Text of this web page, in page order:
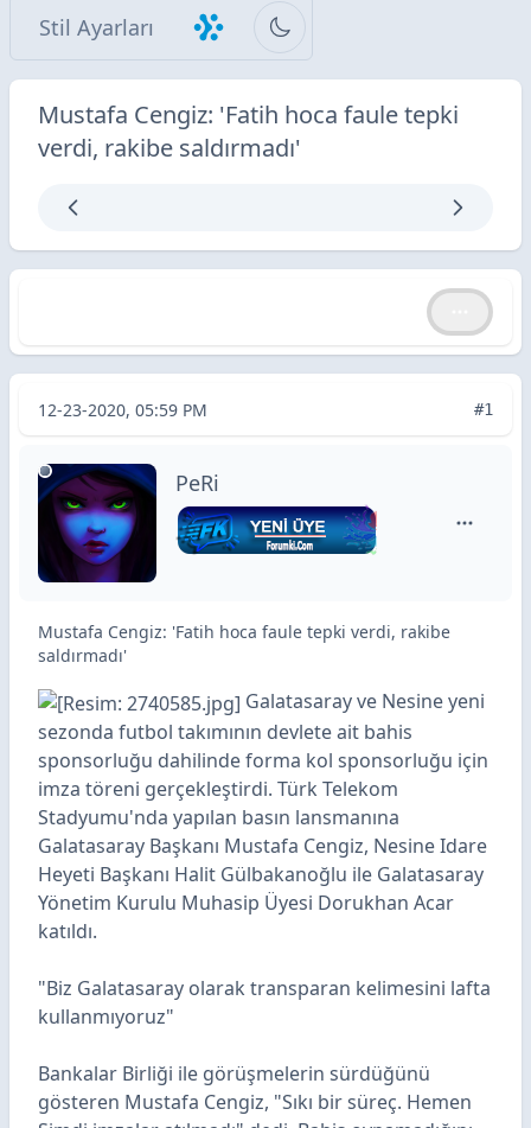
Stil Ayarları
Mustafa Cengiz: 'Fatih hoca faule tepki
verdi, rakibe saldırmadı'
Mustafa Cengiz: 'Fatih hoca faule tepki verdi, rakibe
12-23-2020, 05:59 PM #1
PeRi
Mustafa Cengiz: 'Fatih hoca faule tepki verdi, rakibe
saldırmadı'
Galatasaray ve Nesine yeni
sezonda futbol takımının devlete ait bahis
sponsorluğu dahilinde forma kol sponsorluğu için
imza töreni gerçekleştirdi. Türk Telekom
Stadyumu'nda yapılan basın lansmanına
Galatasaray Başkanı Mustafa Cengiz, Nesine Idare
Heyeti Başkanı Halit Gülbakanoğlu ile Galatasaray
Yönetim Kurulu Muhasip Üyesi Dorukhan Acar
katıldı.
"Biz Galatasaray olarak transparan kelimesini lafta
kullanmıyoruz"
Bankalar Birliği ile görüşmelerin sürdüğünü
gösteren Mustafa Cengiz, "Sıkı bir süreç. Hemen